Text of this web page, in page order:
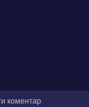
коментар